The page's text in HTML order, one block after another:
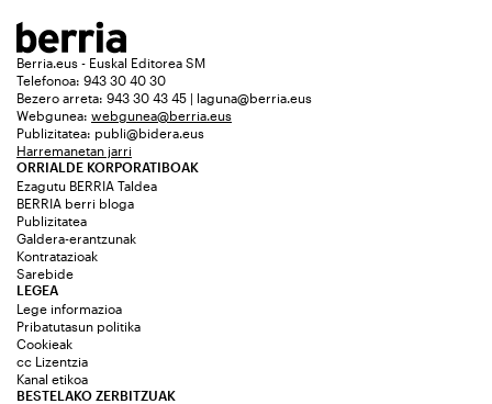
Berria.eus - Euskal Editorea SM
Telefonoa: 943 30 40 30
Bezero arreta: 943 30 43 45 | laguna@berria.eus
Webgunea: webgunea@berria.eus
Publizitatea: publi@bidera.eus
Harremanetan jarri
ORRIALDE KORPORATIBOAK
Ezagutu BERRIA Taldea
BERRIA berri bloga
Publizitatea
Galdera-erantzunak
Kontratazioak
Sarebide
LEGEA
Lege informazioa
Pribatutasun politika
Cookieak
cc Lizentzia
Kanal etikoa
BESTELAKO ZERBITZUAK